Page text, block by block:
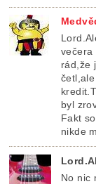
večera
rád,že
byl
Fakt
nikde
No nic